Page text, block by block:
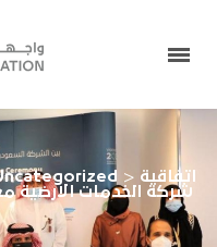
> اتفاقية
شركة الخدمات الارضية